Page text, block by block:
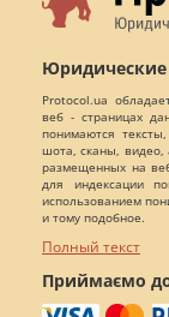
Юридические
Protocol.ua
веб - страницах
понимаются
шота, сканы, видео,
размещенных на
для индексации
использованием
и тому подобное.
Полный текст
Приймаємо